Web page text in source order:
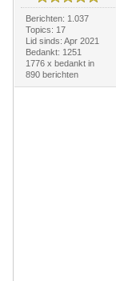
Berichten: 1.037
Topics: 17
Lid sinds: Apr 2021
Bedankt: 1251
1776 x bedankt in
890 berichten